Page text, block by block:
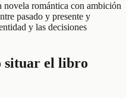
novela romántica con ambición
pasado y presente y
y las decisiones
situar el libro